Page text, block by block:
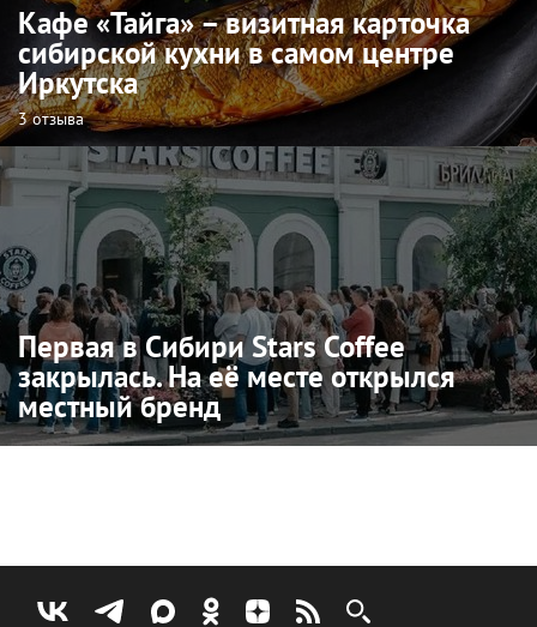
Кафе «Тайга» – визитная карточка
сибирской кухни в самом центре
Иркутска
3 отзыва
Первая в Сибири Stars Coffee
закрылась. На её месте открылся
местный бренд